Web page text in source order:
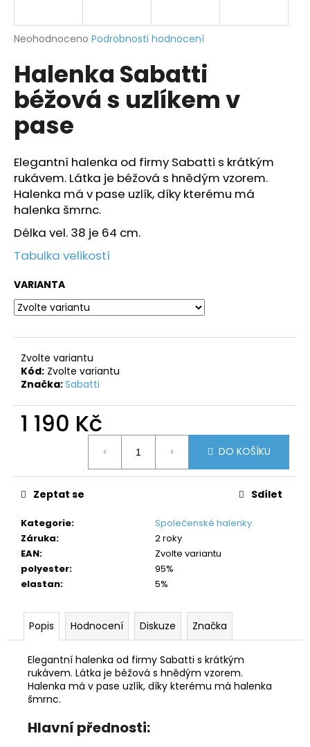
Průměrné
produktu
je
0,0
5
hvězdiček.
Neohodnoceno Podrobnosti hodnocení
Halenka Sabatti
béžová s uzlíkem v
pase
Elegantní halenka od firmy Sabatti s krátkým
rukávem. Látka je béžová s hnědým vzorem.
Halenka má v pase uzlík, díky kterému má
halenka šmrnc.
Délka vel. 38 je 64 cm.
Tabulka velikostí
VARIANTA
Zvolte variantu
Kód: Zvolte variantu
Značka:Sabatti
1 190 Kč
DO KOŠÍKU
Kategorie:
Společenské halenky
Záruka:
2 roky
EAN:
Zvolte variantu
polyester:
95%
elastan: 5%
Zeptat se Sdílet
Popis Hodnocení Diskuze Značka
Elegantní halenka od firmy Sabatti s krátkým
rukávem. Látka je béžová s hnědým vzorem.
Halenka má v pase uzlík, díky kterému má halenka
šmrnc.
Hlavní přednosti:
j
t
?
HLEDAT
o
p
r
u
č
j
e
m
e